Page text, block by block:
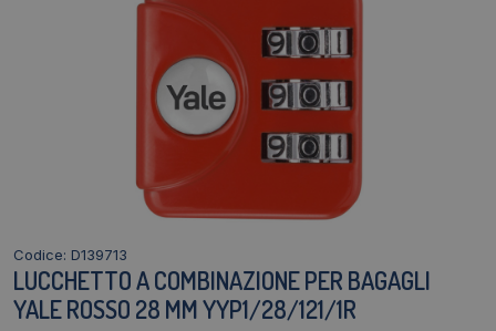
Codice: D139713
LUCCHETTO A COMBINAZIONE PER BAGAGLI
YALE ROSSO 28 MM YYP1/28/121/1R